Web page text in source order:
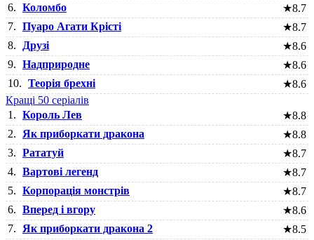
6. Коломбо ★8.7
7. Пуаро Агати Крісті ★8.7
8.
Друзі ★8.6
9. Надприродне ★8.6
10. Теорія брехні ★8.6
Кращі 50 серіалів
1. Король Лев ★8.8
2.
Як приборкати дракона ★8.8
3. Рататуй ★8.7
4. Вартові легенд ★8.7
5. Корпорація монстрів ★8.7
6. Вперед і вгору ★8.6
7.
Як приборкати дракона 2 ★8.5